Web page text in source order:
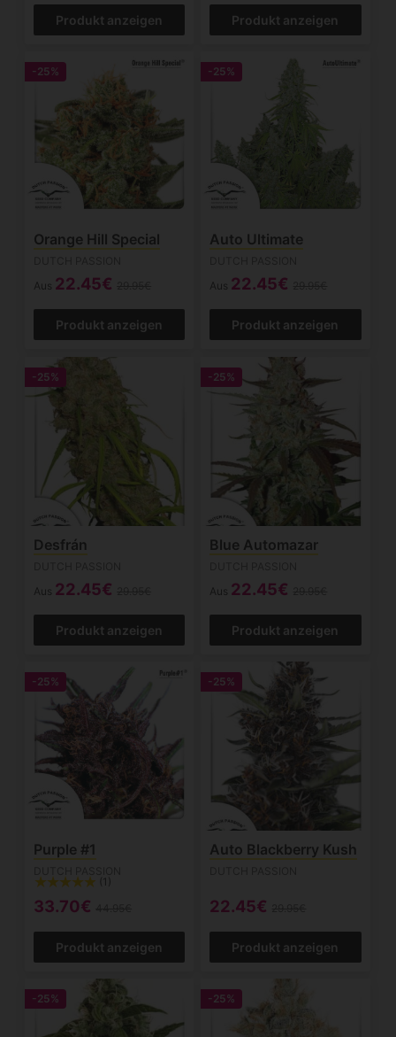
Produkt anzeigen Produkt anzeigen
-25%
Orange Hill Special
Aus 22.45€
Produkt anzeigen
-25%
Auto Ultimate
Aus 22.45€
Produkt anzeigen
-25%
Desfrán
Aus 22.45€
Produkt anzeigen
-25%
Blue Automazar
Aus 22.45€
Produkt anzeigen
-25%
Purple #1
(1)
33.70€
Produkt anzeigen
-25%
Auto Blackberry Kush
22.45€
Produkt anzeigen
-25% -25%